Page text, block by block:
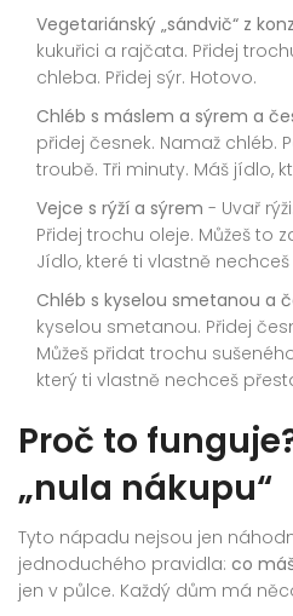
Vegetariánský „sándvič“ z
kukuřici a rajčata. Přidej
chleba. Přidej sýr. Hotovo.
Chléb s máslem a sýrem a
přidej česnek. Namaž chléb.
troubě. Tři minuty. Máš jídlo,
Vejce s rýží a sýrem - Uvař
Přidej trochu oleje. Můžeš to
Jídlo, které ti vlastně
Chléb s kyselou smetanou a
kyselou smetanou. Přidej
Můžeš přidat trochu
který ti vlastně nechceš
Proč to
„nula nákupu“
Tyto nápadu nejsou jen
jednoduchého pravidla: co
jen v půlce. Každý dům má